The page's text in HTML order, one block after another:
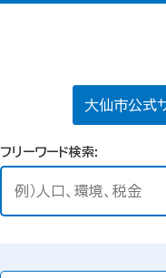
大仙市公式
フリーワード検索